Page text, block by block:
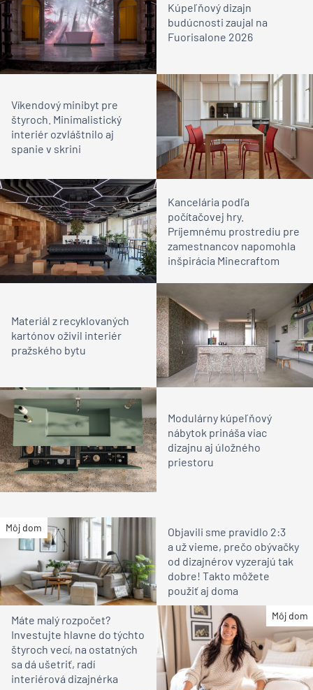
Kúpeľňový dizajn
budúcnosti zaujal na
Fuorisalone 2026
Víkendový minibyt pre
štyroch. Minimalistický
interiér ozvláštnilo aj
spanie v skrini
Kancelária podľa
počítačovej hry.
Príjemnému prostrediu pre
zamestnancov napomohla
inšpirácia Minecraftom
Materiál z recyklovaných
kartónov oživil interiér
pražského bytu
Modulárny kúpeľňový
nábytok prináša viac
dizajnu aj úložného
priestoru
Môj dom
Objavili sme pravidlo 2:3
a už vieme, prečo obývačky
od dizajnérov vyzerajú tak
dobre! Takto môžete
použiť aj doma
Môj dom
Máte malý rozpočet?
Investujte hlavne do týchto
štyroch vecí, na ostatných
sa dá ušetriť, radí
interiérová dizajnérka